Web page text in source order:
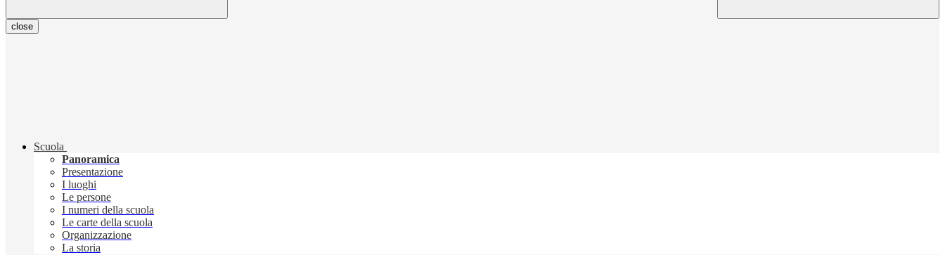
close
Scuola
Panoramica
Presentazione
I luoghi
Le persone
I numeri della scuola
Le carte della scuola
Organizzazione
La storia